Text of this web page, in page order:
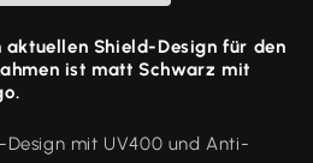
Shield-Design für den
ist matt Schwarz mit
Design mit UV400 und Anti-